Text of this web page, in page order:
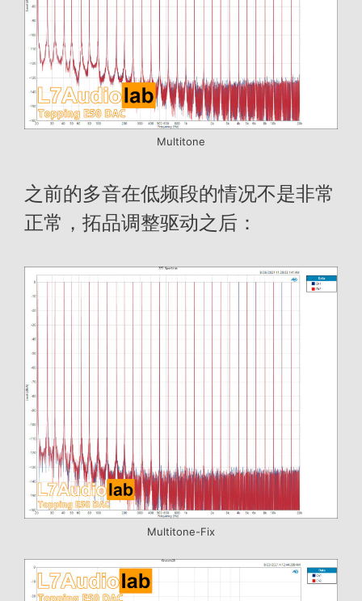
Multitone
之前的多音在低频段的情况不是非常
正常，拓品调整驱动之后：
Multitone-Fix